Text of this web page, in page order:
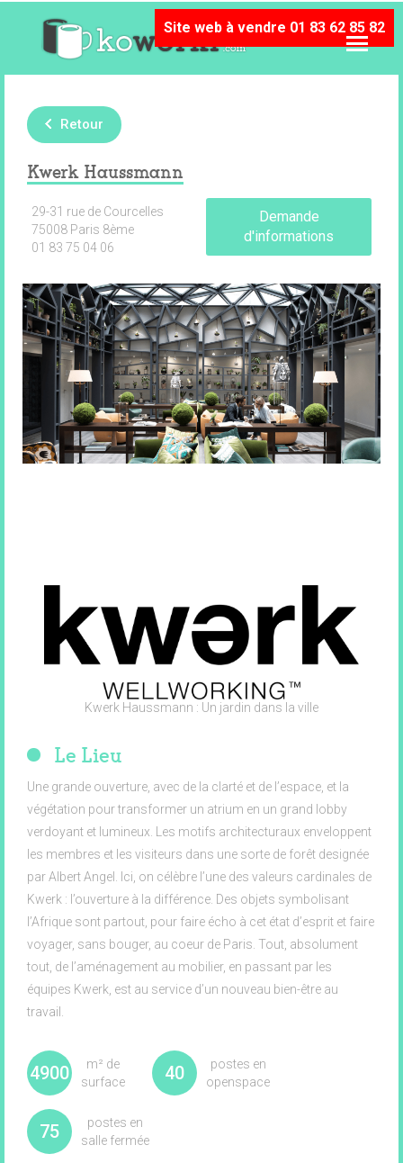
Site web à vendre 01 83 62 85 82
Retour
Kwerk Haussmann
29-31 rue de Courcelles
75008 Paris 8ème
01 83 75 04 06
Demande
d'informations
Kwerk Haussmann : Un jardin dans la ville
Le Lieu
Une grande ouverture, avec de la clarté et de l’espace, et la
végétation pour transformer un atrium en un grand lobby
verdoyant et lumineux. Les motifs architecturaux enveloppent
les membres et les visiteurs dans une sorte de forêt designée
par Albert Angel. Ici, on célèbre l’une des valeurs cardinales de
Kwerk : l’ouverture à la différence. Des objets symbolisant
l’Afrique sont partout, pour faire écho à cet état d’esprit et faire
voyager, sans bouger, au coeur de Paris. Tout, absolument
tout, de l’aménagement au mobilier, en passant par les
équipes Kwerk, est au service d’un nouveau bien-être au
travail.
4900
m² de
surface
40
postes en
openspace
75
postes en
salle fermée